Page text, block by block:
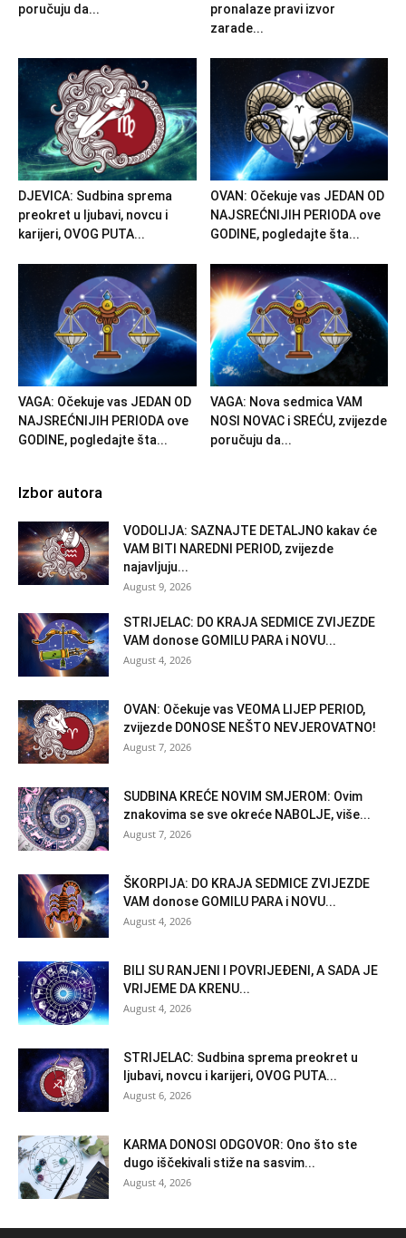
poručuju da...
pronalaze pravi izvor
zarade...
DJEVICA: Sudbina sprema
preokret u ljubavi, novcu i
karijeri, OVOG PUTA...
OVAN: Očekuje vas JEDAN OD
NAJSREĆNIJIH PERIODA ove
GODINE, pogledajte šta...
VAGA: Očekuje vas JEDAN OD
NAJSREĆNIJIH PERIODA ove
GODINE, pogledajte šta...
VAGA: Nova sedmica VAM
NOSI NOVAC i SREĆU, zvijezde
poručuju da...
Izbor autora
VODOLIJA: SAZNAJTE DETALJNO kakav će
VAM BITI NAREDNI PERIOD, zvijezde
najavljuju...
August 9, 2026
STRIJELAC: DO KRAJA SEDMICE ZVIJEZDE
VAM donose GOMILU PARA i NOVU...
August 4, 2026
OVAN: Očekuje vas VEOMA LIJEP PERIOD,
zvijezde DONOSE NEŠTO NEVJEROVATNO!
August 7, 2026
SUDBINA KREĆE NOVIM SMJEROM: Ovim
znakovima se sve okreće NABOLJE, više...
August 7, 2026
ŠKORPIJA: DO KRAJA SEDMICE ZVIJEZDE
VAM donose GOMILU PARA i NOVU...
August 4, 2026
BILI SU RANJENI I POVRIJEĐENI, A SADA JE
VRIJEME DA KRENU...
August 4, 2026
STRIJELAC: Sudbina sprema preokret u
ljubavi, novcu i karijeri, OVOG PUTA...
August 6, 2026
KARMA DONOSI ODGOVOR: Ono što ste
dugo iščekivali stiže na sasvim...
August 4, 2026